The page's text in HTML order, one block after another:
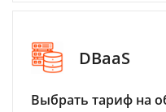
DBaaS
Выбрать тариф на